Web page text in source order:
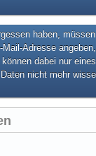
haben,
Adresse
dabei nur
nicht mehr